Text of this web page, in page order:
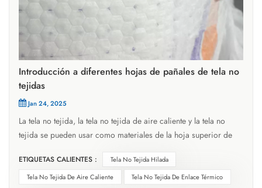
Introducción a diferentes hojas de pañales de tela no
tejidas
Jan 24, 2025
La tela no tejida, la tela no tejida de aire caliente y la tela no
tejida se pueden usar como materiales de la hoja superior de
El siguiente es un análisis detallado de estos tres materiales: 1.
Tela spunbond no tejidaVentajas: la tela no tejida Spunbond
ETIQUETAS CALIENTES :
Tela No Tejida Hilada
Tela No Tejida De Aire Caliente
Tela No Tejida De Enlace Térmico